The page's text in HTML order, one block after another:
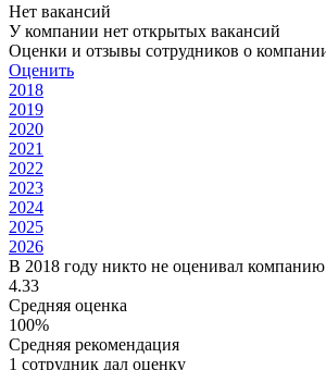
Нет вакансий
У компании нет открытых вакансий
Оценки и отзывы сотрудников о
Оценить
2018
2019
2020
2021
2022
2023
2024
2025
2026
В 2018 году никто не оценивал
4.33
Средняя оценка
100%
Средняя рекомендация
1 сотрудник дал оценку